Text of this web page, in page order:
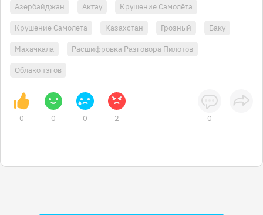
Азербайджан Актау Крушение Самолёта
Крушение Самолета Казахстан Грозный Баку
Махачкала Расшифровка Разговора Пилотов
Облако тэгов
0 0 0 2 0